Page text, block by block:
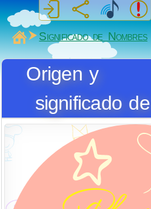
MiSabueso
Significado de Nombres
Origen y
significado